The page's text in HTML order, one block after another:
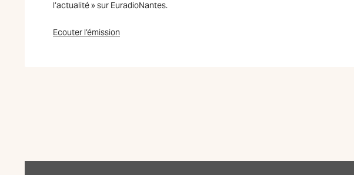
l’actualité » sur EuradioNantes.
Ecouter l’émission